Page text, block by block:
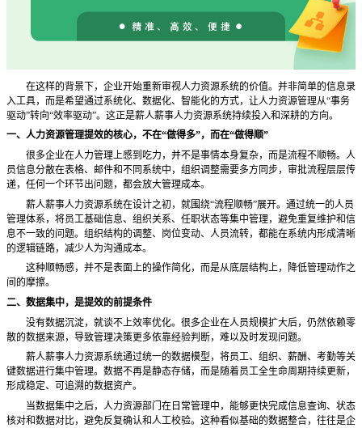
在这样的背景下，企业开始重新审视人力资源系统的价值。并非简单的信息录
入工具，而是希望通过系统化、数据化、智能化的方式，让人力资源管理从“事务
驱动”转向“效率驱动”。这正是薪人薪事人力资源系统持续投入和深耕的方向。
一、人力资源管理提效的核心，不在“做得多”，而在“做得顺”
很多企业在人力管理上感到吃力，并不是事情本身复杂，而是流程不顺畅。人
员信息分散在表格、邮件和不同系统中，组织调整需要多方同步，审批流程层层传
递，任何一个环节出问题，都会放大管理成本。
薪人薪事人力资源系统在设计之初，就围绕“流程顺畅”展开。通过统一的人员
管理体系，将员工基础信息、组织关系、任职状态等集中管理，避免重复维护和信
息不一致的问题。组织结构的调整、岗位变动、人员流转，都能在系统内形成清晰
的逻辑链路，减少人为沟通成本。
这种顺畅感，并不是表面上的操作简化，而是从底层结构上，降低管理动作之
间的摩擦。
二、数据集中，是提效的前提条件
没有数据沉淀，就谈不上效率优化。很多企业在人员规模扩大后，仍然依赖零
散的数据来源，导致管理决策更多依靠经验判断，难以及时发现问题。
薪人薪事人力资源系统通过统一的数据模型，将员工、组织、薪酬、考勤等关
键数据进行集中管理。数据不再是静态存储，而是随着员工全生命周期持续更新，
形成稳定、可追溯的数据资产。
当数据集中之后，人力资源部门在日常管理中，能够更快完成信息查询、状态
核对和数据对比，避免反复确认和人工校验。这种看似基础的数据整合，往往是企